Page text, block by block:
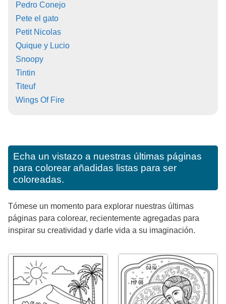
Pedro Conejo
Pete el gato
Petit Nicolas
Quique y Lucio
Snoopy
Tintin
Titeuf
Wings Of Fire
Echa un vistazo a nuestras últimas páginas
para colorear añadidas listas para ser
coloreadas.
Tómese un momento para explorar nuestras últimas
páginas para colorear, recientemente agregadas para
inspirar su creatividad y darle vida a su imaginación.